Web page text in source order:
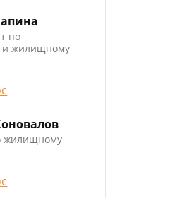
по
и жилищному
жилищному